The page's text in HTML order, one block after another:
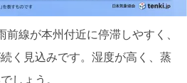
線が本州付近に停滞しやすく、
く見込みです。湿度が高く、蒸
しょう。